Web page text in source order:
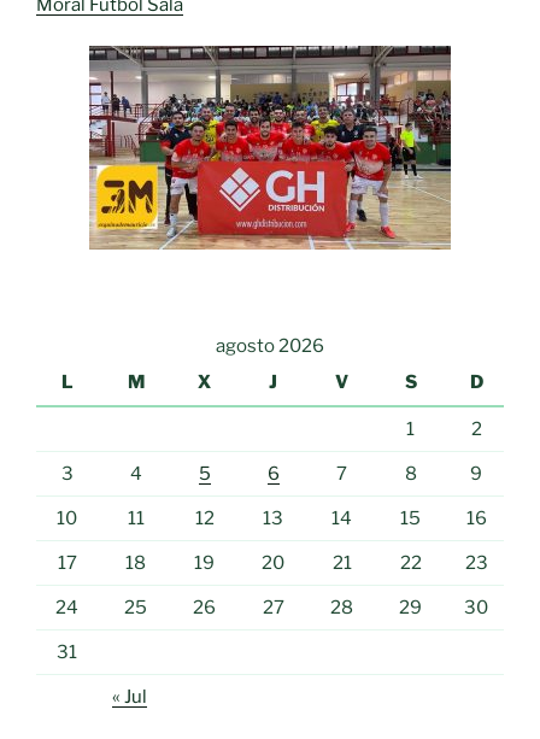
agosto 2026
L
M X J V S D
1 2
3 4 5 6 7 8 9
10 11 12 13 14 15 16
17 18 19 20 21 22 23
24 25 26 27 28 29 30
31
« Jul